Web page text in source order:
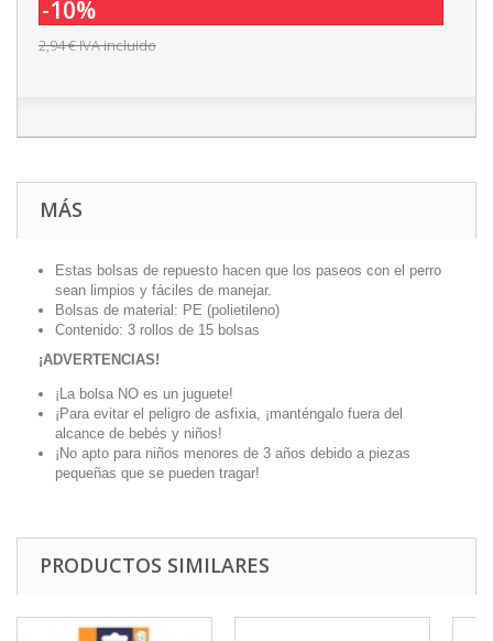
-10%
2,94 €IVA incluido
MÁS
Estas bolsas de repuesto hacen que los paseos con el perro
sean limpios y fáciles de manejar.
Bolsas de material: PE (polietileno)
Contenido: 3 rollos de 15 bolsas
¡ADVERTENCIAS!
¡La bolsa NO es un juguete!
¡Para evitar el peligro de asfixia, ¡manténgalo fuera del
alcance de bebés y niños!
¡No apto para niños menores de 3 años debido a piezas
pequeñas que se pueden tragar!
PRODUCTOS SIMILARES